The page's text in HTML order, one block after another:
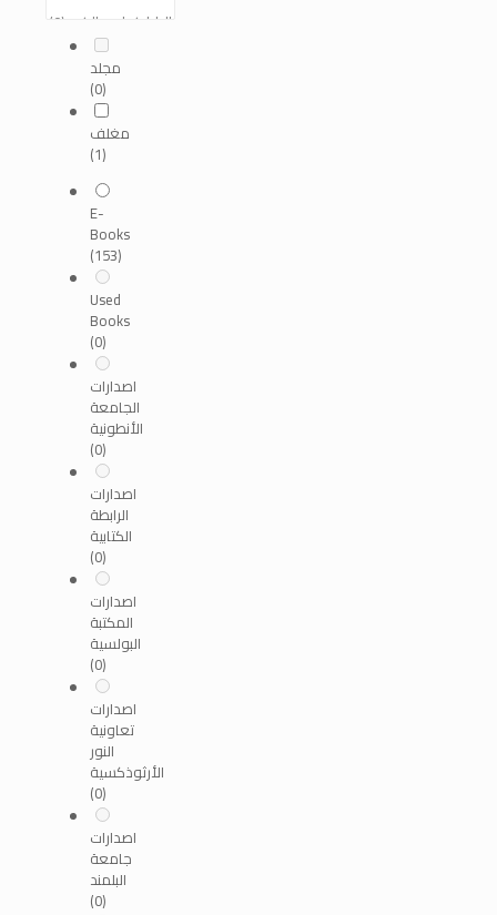
مجلد
(0)
مغلف
(1)
E-
Books
(153)
Used
Books
(0)
اصدارات
الجامعة
الأنطونية
(0)
اصدارات
الرابطة
الكتابية
(0)
اصدارات
المكتبة
البولسية
(0)
اصدارات
تعاونية
النور
الأرثوذكسية
(0)
اصدارات
جامعة
البلمند
(0)